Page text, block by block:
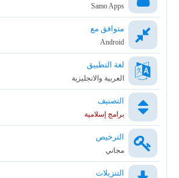
Samo Apps
متوافق مع
Android
لغة التطبيق
العربية والانجليزية
التصنيف
برامج إسلامية
الترخيص
مجاني
التنزيلات